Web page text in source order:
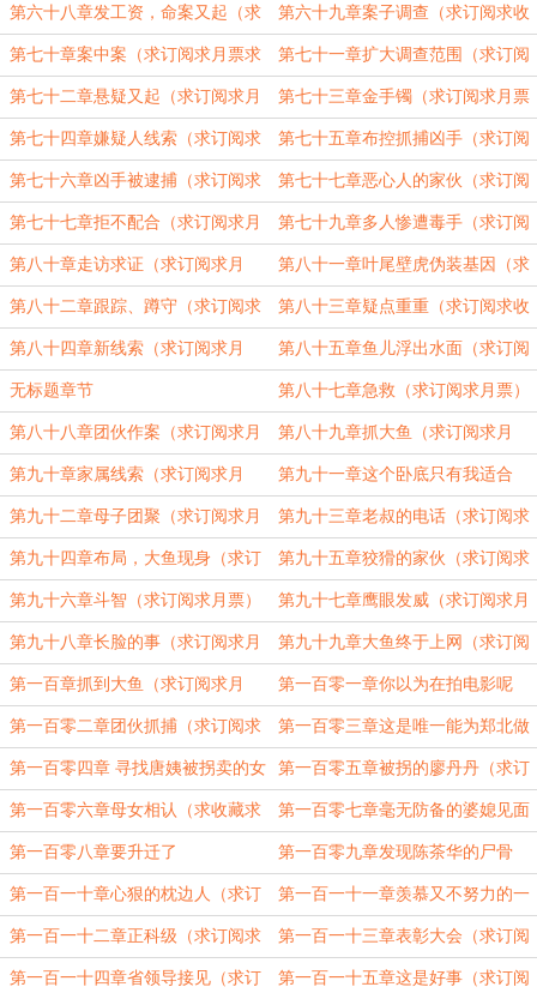
月票求收藏） 求收藏）
第六十八章发工资，命案又起（求
订阅求月票求收藏）
第六十九章案子调查（求订阅求收
藏求月票）
第七十章案中案（求订阅求月票求
收藏）
第七十一章扩大调查范围（求订阅
求收藏求月票）
第七十二章悬疑又起（求订阅求月
票求收藏）
第七十三章金手镯（求订阅求月票
求收藏）
第七十四章嫌疑人线索（求订阅求
月票）
第七十五章布控抓捕凶手（求订阅
求月票）
第七十六章凶手被逮捕（求订阅求
月票）
第七十七章恶心人的家伙（求订阅
求月票）
第七十七章拒不配合（求订阅求月
票求收藏）
第七十九章多人惨遭毒手（求订阅
求月票）
第八十章走访求证（求订阅求月
票）
第八十一章叶尾壁虎伪装基因（求
订阅求月票）
第八十二章跟踪、蹲守（求订阅求
月票）
第八十三章疑点重重（求订阅求收
藏）
第八十四章新线索（求订阅求月
票）
第八十五章鱼儿浮出水面（求订阅
求月票）
无标题章节 第八十七章急救（求订阅求月票）
第八十八章团伙作案（求订阅求月
票）
第八十九章抓大鱼（求订阅求月
票）
第九十章家属线索（求订阅求月
票）
第九十一章这个卧底只有我适合
（求订阅求月票）
第九十二章母子团聚（求订阅求月
票）
第九十三章老叔的电话（求订阅求
月票）
第九十四章布局，大鱼现身（求订
阅求月票）
第九十五章狡猾的家伙（求订阅求
月票）
第九十六章斗智（求订阅求月票） 第九十七章鹰眼发威（求订阅求月
票）
第九十八章长脸的事（求订阅求月
票）
第九十九章大鱼终于上网（求订阅
求月票）
第一百章抓到大鱼（求订阅求月
票）
第一百零一章你以为在拍电影呢
（求订阅求月票）
第一百零二章团伙抓捕（求订阅求
月票）
第一百零三章这是唯一能为郑北做
的（求订阅求月票）
第一百零四章 寻找唐姨被拐卖的女
儿（求订阅求月票）
第一百零五章被拐的廖丹丹（求订
阅求月票）
第一百零六章母女相认（求收藏求
月票）
第一百零七章毫无防备的婆媳见面
（求订阅求月票）
第一百零八章要升迁了 第一百零九章发现陈茶华的尸骨
（求订阅求月票）
第一百一十章心狠的枕边人（求订
阅求月票）
第一百一十一章羡慕又不努力的一
群人（求订阅求月票）
第一百一十二章正科级（求订阅求
月票）
第一百一十三章表彰大会（求订阅
求月票）
第一百一十四章省领导接见（求订 第一百一十五章这是好事（求订阅